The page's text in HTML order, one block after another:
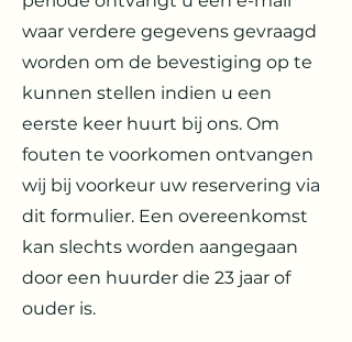
waar verdere gegevens gevraagd
worden om de bevestiging op te
kunnen stellen indien u een
eerste keer huurt bij ons. Om
fouten te voorkomen ontvangen
wij bij voorkeur uw reservering via
dit formulier. Een overeenkomst
kan slechts worden aangegaan
door een huurder die 23 jaar of
ouder is.